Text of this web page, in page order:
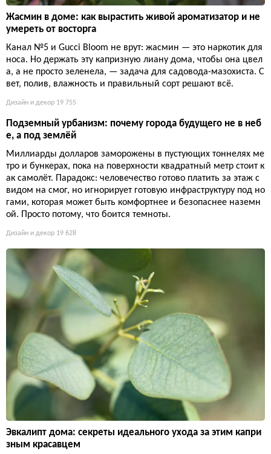
Жасмин в доме: как вырастить живой ароматизатор и не
умереть от восторга
Канал №5 и Gucci Bloom не врут: жасмин — это наркотик для
носа. Но держать эту капризную лиану дома, чтобы она цвел
а, а не просто зеленела, — задача для садовода-мазохиста. С
вет, полив, влажность и правильный сорт решают всё.
Дизайн и декор 19 755
Подземный урбанизм: почему города будущего не в неб
е, а под землёй
Миллиарды долларов заморожены в пустующих тоннелях ме
тро и бункерах, пока на поверхности квадратный метр стоит к
ак самолёт. Парадокс: человечество готово платить за этаж с
видом на смог, но игнорирует готовую инфраструктуру под но
гами, которая может быть комфортнее и безопаснее наземн
ой. Просто потому, что боится темноты.
Дизайн и декор 19 628
Эвкалипт дома: секреты идеального ухода за этим капри
зным красавцем